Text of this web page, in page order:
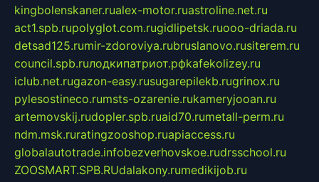
kingbolenskaner.rualex-motor.ruastroline.net.ru
act1.spb.rupolyglot.com.rugidlipetsk.ruooo-driada.ru
detsad125.rumir-zdoroviya.rubruslanovo.rusiterem.ru
council.spb.ruлодкипатриот.рфkafekolizey.ru
iclub.net.rugazon-easy.rusugarepilekb.rugrinox.ru
pylesostineco.rumsts-ozarenie.rukameryjooan.ru
artemovskij.rudopler.spb.ruaid70.rumetall-perm.ru
ndm.msk.ruratingzooshop.ruapiaccess.ru
globalautotrade.infobezverhovskoe.rudrsschool.ru
ZOOSMART.SPB.RUdalakony.rumedikijob.ru